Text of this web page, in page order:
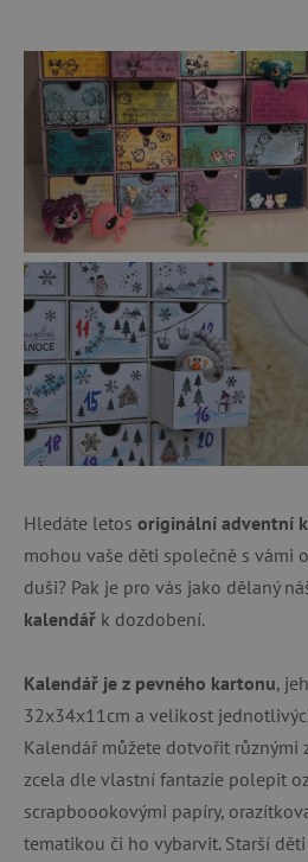
Hledáte letos originální adventní
mohou vaše děti společně s vámi
duši? Pak je pro vás jako dělaný
kalendář k dozdobení.
Kalendář je z pevného kartonu,
32x34x11cm a velikost
Kalendář můžete dotvořit různými
zcela dle vlastní fantazie polepit
scrapboookovými papíry,
tematikou či ho vybarvit. Starší